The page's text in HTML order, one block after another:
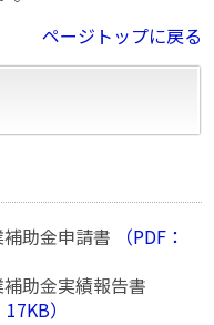
ページトップに戻る
助金申請書
（PDF：
助金実績報告書
）